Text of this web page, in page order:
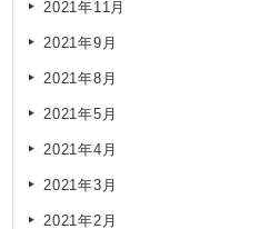
2021年11月
2021年9月
2021年8月
2021年5月
2021年4月
2021年3月
2021年2月